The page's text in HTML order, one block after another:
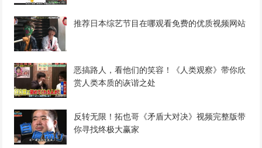
推荐日本综艺节目在哪观看免费的优质视频网站
恶搞路人，看他们的笑容！《人类观察》带你欣
赏人类本质的诙谐之处
反转无限！拓也哥《矛盾大对决》视频完整版带
你寻找终极大赢家